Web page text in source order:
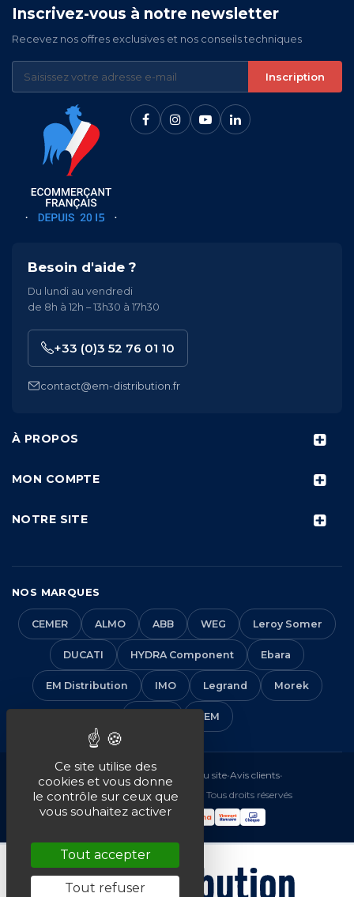
Inscrivez-vous à notre newsletter
Recevez nos offres exclusives et nos conseils techniques
Inscription
À PROPOS
MON COMPTE
NOTRE SITE
Besoin d'aide ?
Du lundi au vendredi
de 8h à 12h – 13h30 à 17h30
+33 (0)3 52 76 01 10
contact@em-distribution.fr
NOS MARQUES
CEMER ALMO ABB WEG Leroy Somer
DUCATI HYDRA Component Ebara
EM Distribution IMO Legrand Morek
VEM
Mentions légales Plan du site•Avis clients•
© 2016-2026 EM Distribution - Tous droits réservés
Ce site utilise des
cookies et vous donne
le contrôle sur ceux que
vous souhaitez activer
Tout accepter
Tout refuser